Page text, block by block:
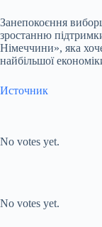
Занепокоєння
зростанню
Німеччини», яка
найбільшої
Источник
No votes yet.
No votes yet.